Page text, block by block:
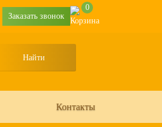
Заказать звонок
0
Контакты